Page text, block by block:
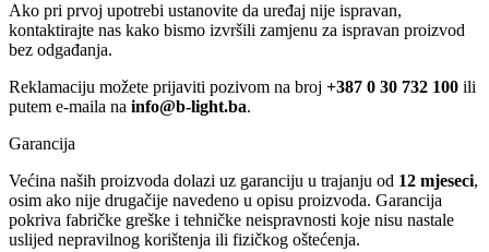
Ako pri prvoj upotrebi ustanovite da uređaj nije ispravan,
kontaktirajte nas kako bismo izvršili zamjenu za ispravan proizvod
bez odgađanja.
Reklamaciju možete prijaviti pozivom na broj +387 0 30 732 100 ili
putem e-maila na info@b-light.ba.
Garancija
Većina naših proizvoda dolazi uz garanciju u trajanju od 12 mjeseci,
osim ako nije drugačije navedeno u opisu proizvoda. Garancija
pokriva fabričke greške i tehničke neispravnosti koje nisu nastale
uslijed nepravilnog korištenja ili fizičkog oštećenja.